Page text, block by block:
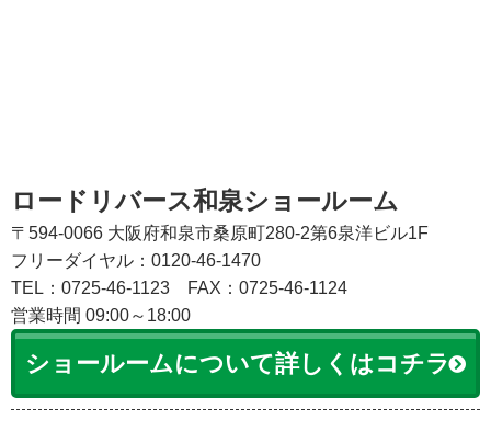
ロードリバース和泉ショールーム
〒594-0066 大阪府和泉市桑原町280-2第6泉洋ビル1F
フリーダイヤル：0120-46-1470
TEL：0725-46-1123
FAX：0725-46-1124
営業時間 09:00～18:00
ショールームについて詳しくはコチラ